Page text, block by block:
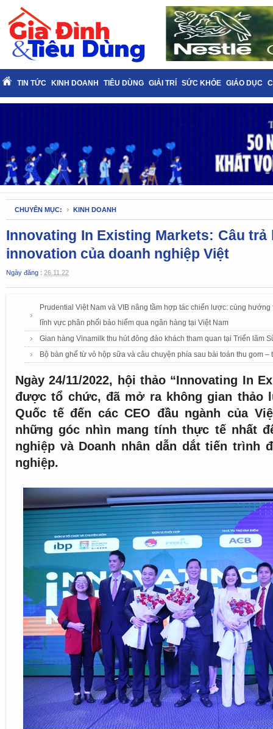
TIN TỨC KINH DOANH TIÊU DÙNG GIẢI TRÍ SỨC KHỎE GIÁO DỤC
CHUYÊN MỤC: KINH DOANH
Innovating In Existing Markets: Câu
innovation của doanh nghiệp Việt
Ngày đăng : 26.11.22
Prudential Việt Nam và VIB nâng tầm hợp tác chiến lược: cùng
lĩnh vực phân phối bảo hiểm qua ngân hàng tại Việt Nam
Gian hàng Vinamilk thu hút đông đảo khách tham quan tại Triển lãm
Bộ bàn ghế từ vỏ hộp sữa và câu chuyện phía sau bài toán thu gom –
Ngày 24/11/2022, hội thảo “Innovating In
được tổ chức, đã mở ra không gian thảo
Quốc tế đến các CEO đầu ngành của
những góc nhìn mang tính thực tế nhất
nghiệp và Doanh nhân dẫn dắt tiến trình
nghiệp.